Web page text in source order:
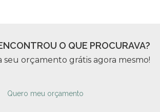
O QUE PROCURAVA?
seu orçamento grátis agora mesmo!
Quero meu orçamento